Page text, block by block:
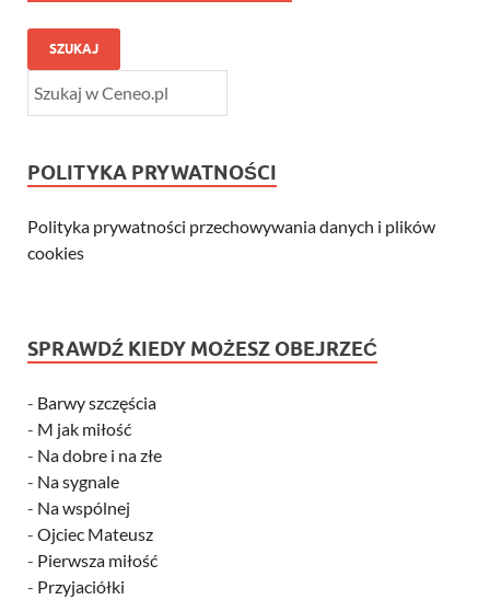
SZUKAJ
POLITYKA PRYWATNOŚCI
Polityka prywatności przechowywania danych i plików
cookies
SPRAWDŹ KIEDY MOŻESZ OBEJRZEĆ
- Barwy szczęścia
- M jak miłość
- Na dobre i na złe
- Na sygnale
- Na wspólnej
- Ojciec Mateusz
- Pierwsza miłość
- Przyjaciółki